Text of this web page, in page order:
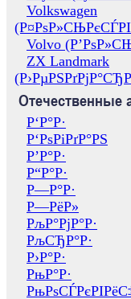
Volkswagen
Volvo
ZX Landmark
Отечественные
Р‘Р°Р·
Р‘РѕРіРґР°РЅ
Р’Р°Р·
Р“Р°Р·
Р—Р°Р·
Р—РёР»
РљР°РјР°Р·
РљСЂР°Р·
Р›Р°Р·
РњР°Р·